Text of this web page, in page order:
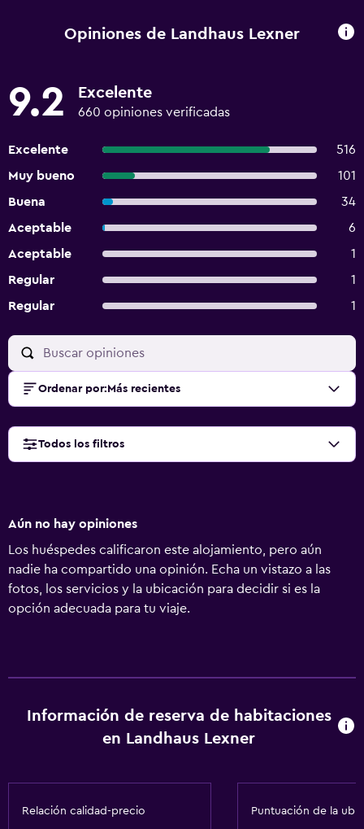
Opiniones de Landhaus Lexner
9.2 Excelente
660 opiniones verificadas
Excelente
516
Muy bueno
101
Buena
34
Aceptable
6
Aceptable
1
Regular
1
Regular
1
Ordenar por: Más recientes
Todos los filtros
Aún no hay opiniones
Los huéspedes calificaron este alojamiento, pero aún
nadie ha compartido una opinión. Echa un vistazo a las
fotos, los servicios y la ubicación para decidir si es la
opción adecuada para tu viaje.
Información de reserva de habitaciones
en Landhaus Lexner
Relación calidad-precio Puntuación de la